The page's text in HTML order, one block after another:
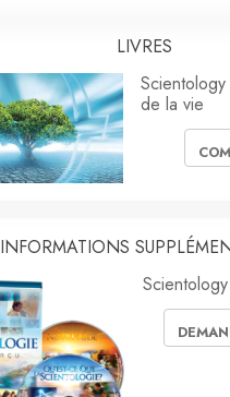
LIVRES
de la vie
INFORMATIONS